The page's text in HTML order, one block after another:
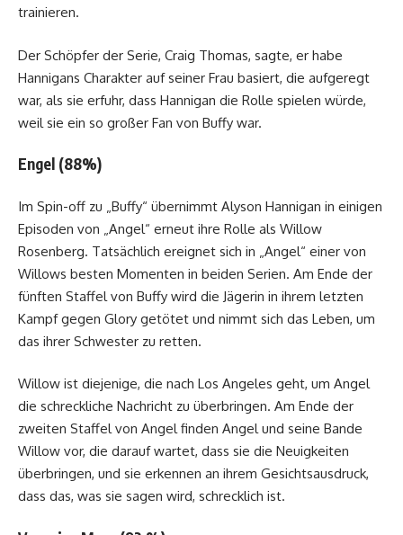
trainieren.
Der Schöpfer der Serie, Craig Thomas, sagte, er habe
Hannigans Charakter auf seiner Frau basiert, die aufgeregt
war, als sie erfuhr, dass Hannigan die Rolle spielen würde,
weil sie ein so großer Fan von Buffy war.
Engel (88%)
Im Spin-off zu „Buffy“ übernimmt Alyson Hannigan in einigen
Episoden von „Angel“ erneut ihre Rolle als Willow
Rosenberg. Tatsächlich ereignet sich in „Angel“ einer von
Willows besten Momenten in beiden Serien. Am Ende der
fünften Staffel von Buffy wird die Jägerin in ihrem letzten
Kampf gegen Glory getötet und nimmt sich das Leben, um
das ihrer Schwester zu retten.
Willow ist diejenige, die nach Los Angeles geht, um Angel
die schreckliche Nachricht zu überbringen. Am Ende der
zweiten Staffel von Angel finden Angel und seine Bande
Willow vor, die darauf wartet, dass sie die Neuigkeiten
überbringen, und sie erkennen an ihrem Gesichtsausdruck,
dass das, was sie sagen wird, schrecklich ist.